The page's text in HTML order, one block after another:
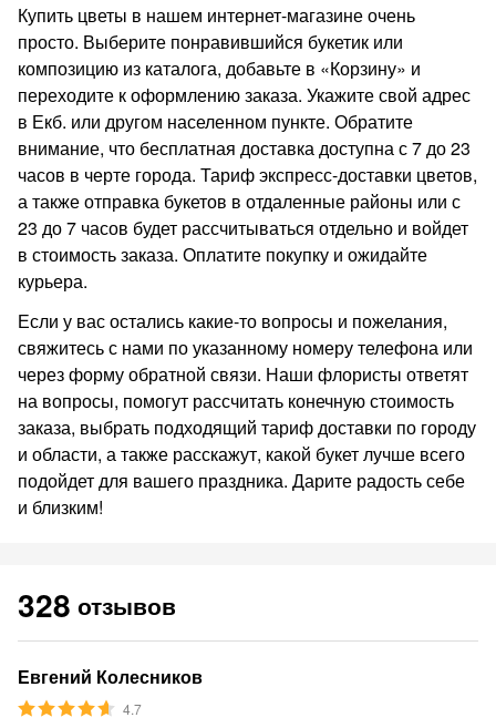
Купить цветы в нашем интернет-магазине очень
просто. Выберите понравившийся букетик или
композицию из каталога, добавьте в «Корзину» и
переходите к оформлению заказа. Укажите свой адрес
в Екб. или другом населенном пункте. Обратите
внимание, что бесплатная доставка доступна с 7 до 23
часов в черте города. Тариф экспресс-доставки цветов,
а также отправка букетов в отдаленные районы или с
23 до 7 часов будет рассчитываться отдельно и войдет
в стоимость заказа. Оплатите покупку и ожидайте
курьера.
Если у вас остались какие-то вопросы и пожелания,
свяжитесь с нами по указанному номеру телефона или
через форму обратной связи. Наши флористы ответят
на вопросы, помогут рассчитать конечную стоимость
заказа, выбрать подходящий тариф доставки по городу
и области, а также расскажут, какой букет лучше всего
подойдет для вашего праздника. Дарите радость себе
и близким!
328 отзывов
Евгений Колесников
4.7